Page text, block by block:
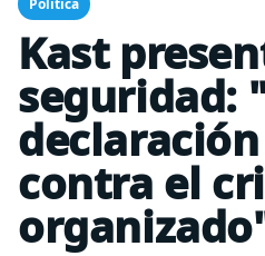
Política
Kast
seguridad:
contra el